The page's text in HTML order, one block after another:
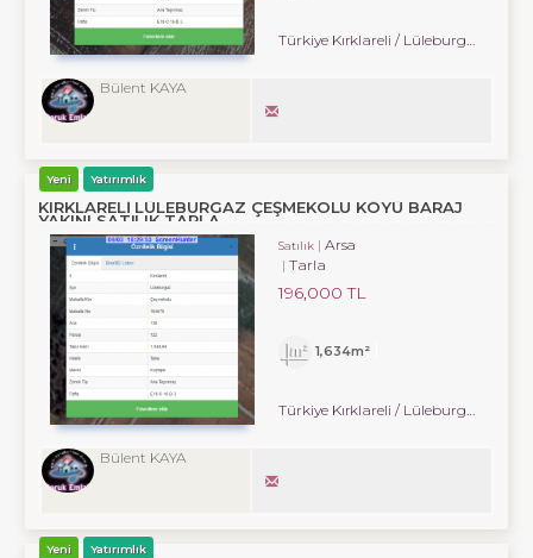
Bülent KAYA
Yeni Yatırımlık
KIRKLARELİ LÜLEBURGAZ ÇEŞMEKOLU KÖYÜ BARAJ
YAKINI SATILIK TARLA
Satılık
Arsa
Tarla
196,000 TL
1,634m²
Türkiye Kırklareli / Lüleburgaz
Bülent KAYA
Yeni Yatırımlık